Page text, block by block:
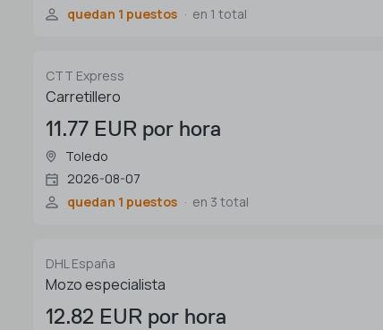
quedan 1 puestos
en 1 total
CTT Express
Carretillero
11.77 EUR por hora
Toledo
2026-08-07
quedan 1 puestos
en 3 total
DHL España
Mozo especialista
12.82 EUR por hora